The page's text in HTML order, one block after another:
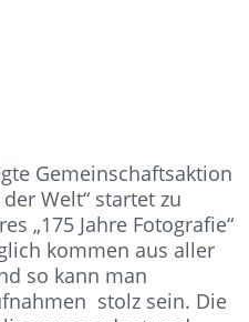
Gemeinschaftsaktion
Welt“ startet zu
„175 Jahre Fotografie“
kommen aus aller
so kann man
stolz sein. Die